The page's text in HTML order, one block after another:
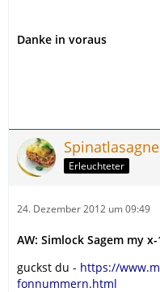
Danke in voraus
Spinatlasagne
Erleuchteter
24. Dezember 2012 um 09:49
AW: Simlock Sagem my x-
guckst du - https://
fonnummern.html